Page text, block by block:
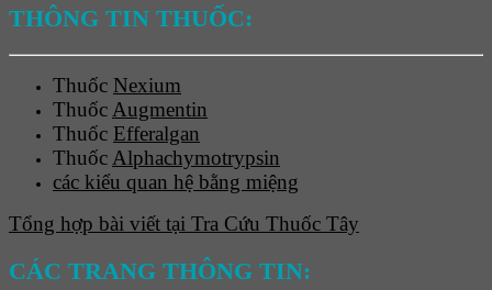
THÔNG TIN THUỐC:
Thuốc Nexium
Thuốc Augmentin
Thuốc Efferalgan
Thuốc Alphachymotrypsin
các kiểu quan hệ bằng miệng
Tổng hợp bài viết tại Tra Cứu Thuốc Tây
CÁC TRANG THÔNG TIN: